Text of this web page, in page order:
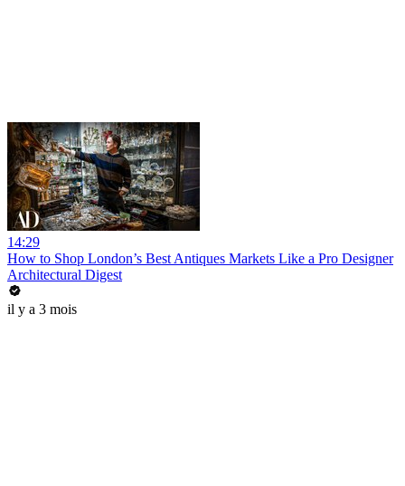
14:29
How to Shop London’s Best Antiques Markets Like a Pro Designer
Architectural Digest
il y a 3 mois